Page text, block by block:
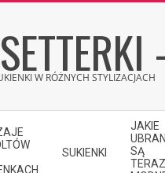
W RÓŻNYCH STYLIZACJACH
SUKIENKI
JAKIE
SĄ
TERAZ